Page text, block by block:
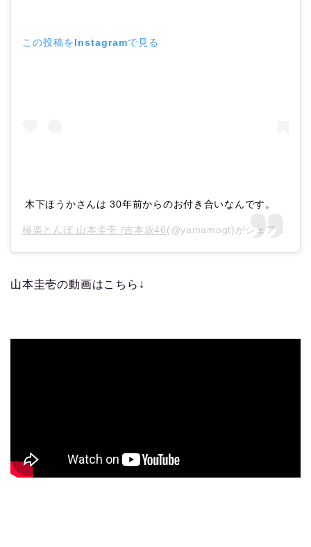
この投稿をInstagramで見る
木下ほうかさんは 30年前からのお付き合いなんです。
極楽とんぼ 山本圭壱 /吉本坂46(@yamamogt)がシェアした投稿 –
山本圭壱の動画はこちら↓